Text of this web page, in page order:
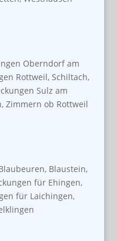
Oberndorf am
Rottweil, Schiltach,
Sulz am
Zimmern ob Rottweil
Blaustein,
für Ehingen,
für Laichingen,